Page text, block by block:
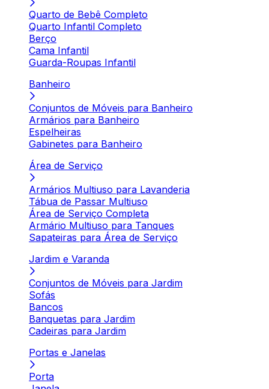
Quarto de Bebê Completo
Quarto Infantil Completo
Berço
Cama Infantil
Guarda-Roupas Infantil
Banheiro
Conjuntos de Móveis para Banheiro
Armários para Banheiro
Espelheiras
Gabinetes para Banheiro
Área de Serviço
Armários Multiuso para Lavanderia
Tábua de Passar Multiuso
Área de Serviço Completa
Armário Multiuso para Tanques
Sapateiras para Área de Serviço
Jardim e Varanda
Conjuntos de Móveis para Jardim
Sofás
Bancos
Banquetas para Jardim
Cadeiras para Jardim
Portas e Janelas
Porta